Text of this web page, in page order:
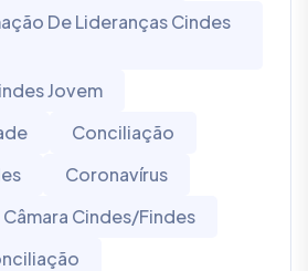
De Lideranças Cindes
Jovem
Conciliação
Coronavírus
Câmara Cindes/Findes